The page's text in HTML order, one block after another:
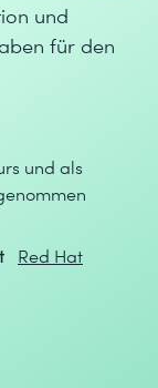
und
für den
und als
Red Hat